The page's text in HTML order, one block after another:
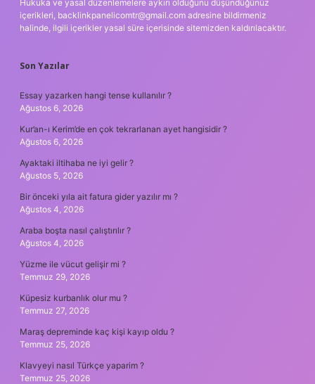
Hukuka ve yasal düzenlemelere aykırı olduğunu düşündüğünüz
içerikleri, backlinkpanelicomtr@gmail.com adresine bildirmeniz
halinde, ilgili içerikler yasal süre içerisinde sitemizden kaldırılacaktır.
Son Yazılar
Essay yazarken hangi tense kullanılır ?
Ağustos 6, 2026
Kur’an-ı Kerim’de en çok tekrarlanan ayet hangisidir ?
Ağustos 6, 2026
Ayaktaki iltihaba ne iyi gelir ?
Ağustos 5, 2026
Bir önceki yıla ait fatura gider yazılır mı ?
Ağustos 4, 2026
Araba boşta nasıl çalıştırılır ?
Ağustos 4, 2026
Yüzme ile vücut gelişir mi ?
Temmuz 29, 2026
Küpesiz kurbanlık olur mu ?
Temmuz 27, 2026
Maraş depreminde kaç kişi kayıp oldu ?
Temmuz 25, 2026
Klavyeyi nasıl Türkçe yaparim ?
Temmuz 25, 2026